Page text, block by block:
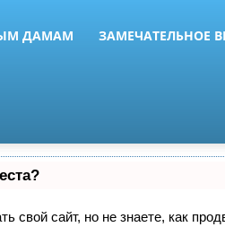
ДАМАМ ЗАМЕЧАТЕЛЬНОЕ
свой сайт, но не знаете, как